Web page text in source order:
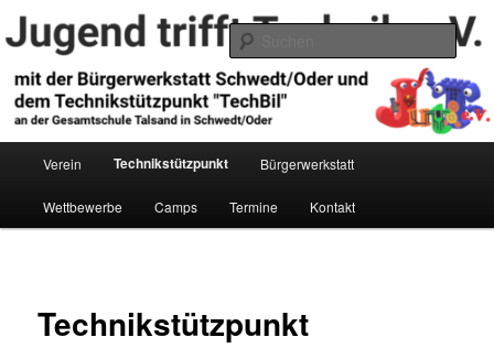
Zum
primären
springenJugend trifft Technik e.V.
Verein Technikstützpunkt Bürgerwerkstatt
Wettbewerbe Camps Termine Kontakt
Technikstützpunkt